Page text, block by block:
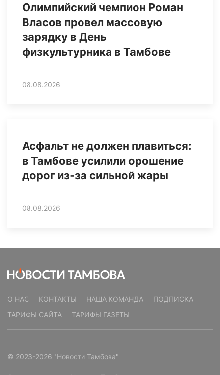
Олимпийский чемпион Роман
Власов провел массовую
зарядку в День
физкультурника в Тамбове
08.08.2026
Асфальт не должен плавиться:
в Тамбове усилили орошение
дорог из‑за сильной жары
08.08.2026
О НАС КОНТАКТЫ НАША КОМАНДА
ПОДПИСКА
ТАРИФЫ САЙТА
ТАРИФЫ ГАЗЕТЫ
© 2023-2026 "Новости Тамбова"